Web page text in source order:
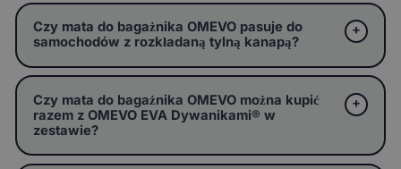
Czy mata do bagażnika OMEVO pasuje do
samochodów z rozkładaną tylną kanapą?
Czy mata do bagażnika OMEVO można kupić
razem z OMEVO EVA Dywanikami® w
zestawie?